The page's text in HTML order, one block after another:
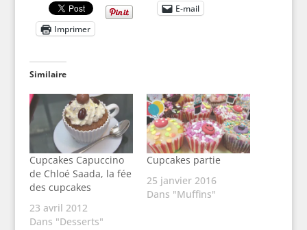
E-mail
Imprimer
Similaire
Cupcakes Capuccino
de Chloé Saada, la fée
des cupcakes
23 avril 2012
Dans "Desserts"
Cupcakes partie
25 janvier 2016
Dans "Muffins"